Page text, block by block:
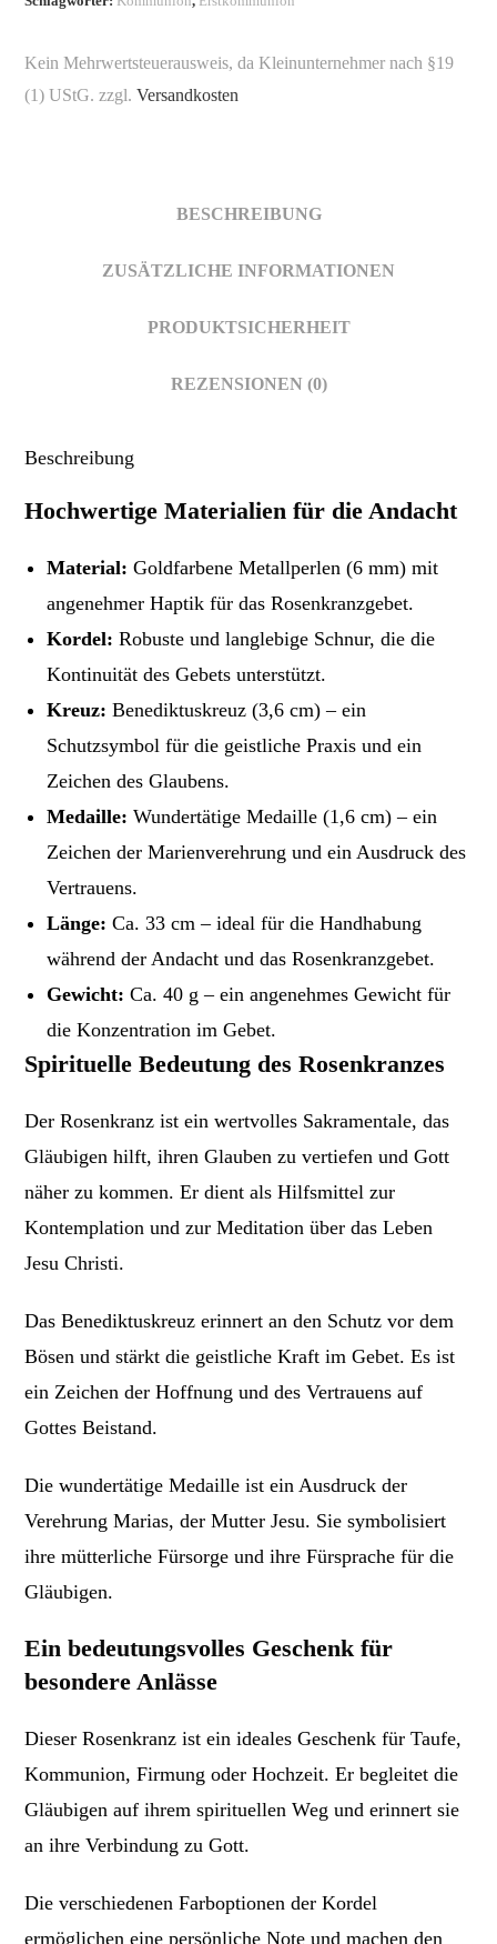
Kein Mehrwertsteuerausweis, da Kleinunternehmer nach §19
(1) UStG. zzgl.Versandkosten
BESCHREIBUNG
ZUSÄTZLICHE INFORMATIONEN
PRODUKTSICHERHEIT
REZENSIONEN (0)
Beschreibung
Hochwertige Materialien für die Andacht
Material: Goldfarbene Metallperlen (6 mm) mit
angenehmer Haptik für das Rosenkranzgebet.
Kordel: Robuste und langlebige Schnur, die die
Kontinuität des Gebets unterstützt.
Kreuz: Benediktuskreuz (3,6 cm) – ein
Schutzsymbol für die geistliche Praxis und ein
Zeichen des Glaubens.
Medaille: Wundertätige Medaille (1,6 cm) – ein
Zeichen der Marienverehrung und ein Ausdruck des
Vertrauens.
Länge: Ca. 33 cm – ideal für die Handhabung
während der Andacht und das Rosenkranzgebet.
Gewicht: Ca. 40 g – ein angenehmes Gewicht für
die Konzentration im Gebet.
Spirituelle Bedeutung des Rosenkranzes
Der Rosenkranz ist ein wertvolles Sakramentale, das
Gläubigen hilft, ihren Glauben zu vertiefen und Gott
näher zu kommen. Er dient als Hilfsmittel zur
Kontemplation und zur Meditation über das Leben
Jesu Christi.
Das Benediktuskreuz erinnert an den Schutz vor dem
Bösen und stärkt die geistliche Kraft im Gebet. Es ist
ein Zeichen der Hoffnung und des Vertrauens auf
Gottes Beistand.
Die wundertätige Medaille ist ein Ausdruck der
Verehrung Marias, der Mutter Jesu. Sie symbolisiert
ihre mütterliche Fürsorge und ihre Fürsprache für die
Gläubigen.
Ein bedeutungsvolles Geschenk für
besondere Anlässe
Dieser Rosenkranz ist ein ideales Geschenk für Taufe,
Kommunion, Firmung oder Hochzeit. Er begleitet die
Gläubigen auf ihrem spirituellen Weg und erinnert sie
an ihre Verbindung zu Gott.
Die verschiedenen Farboptionen der Kordel
ermöglichen eine persönliche Note und machen den